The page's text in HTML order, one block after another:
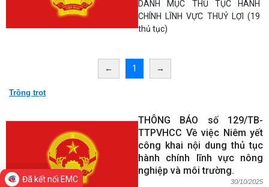
DANH MỤC THỦ TỤC HÀNH
CHÍNH LĨNH VỰC THUỶ LỢI (19
thủ tục)
← 1 →
Trồng trọt
THÔNG BÁO số 129/TB-
TTPVHCC Về việc Niêm yết
công khai nội dung thủ tục
hành chính lĩnh vực nông
nghiệp và môi trường.
30/10/2025
Đã kết nối EMC